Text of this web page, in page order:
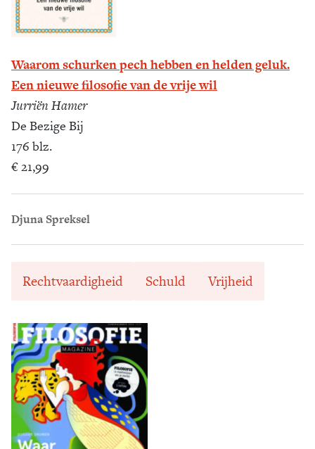
Waarom schurken pech hebben en helden geluk.
Een nieuwe filosofie van de vrije wil
Jurriën Hamer
De Bezige Bij
176 blz.
€ 21,99
Djuna Spreksel
Rechtvaardigheid Schuld Vrijheid